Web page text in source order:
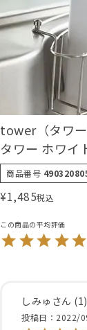
tower（タワ
タワー ホワイ
商品番号
¥1,485税込
しみゅ
1
投稿日
2022/